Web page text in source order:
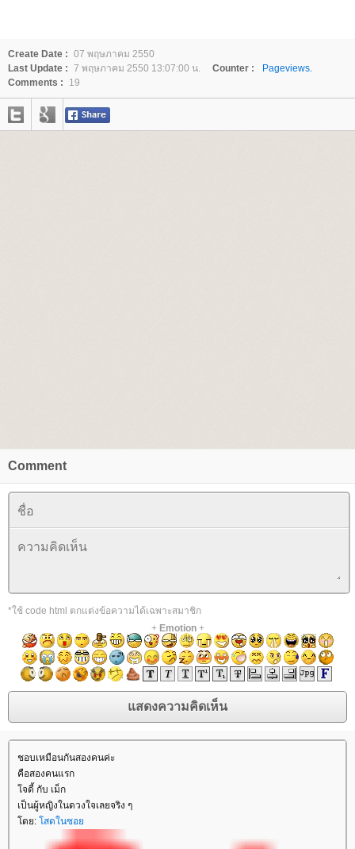
Create Date : 07 พฤษภาคม 2550
Last Update : 7 พฤษภาคม 2550 13:07:00 น. Counter :
Pageviews.
Comments :
19
Comment
*ใช้ code html ตกแต่งข้อความได้เฉพาะสมาชิก
+ Emotion+
ชอบเหมือนกันสองคนค่ะ
คือสองคนแรก
จดี้ กับ เม็ก
เป็นผู้หญิงในดวงใจเลยจริง ๆ
ดย: สดในซอ